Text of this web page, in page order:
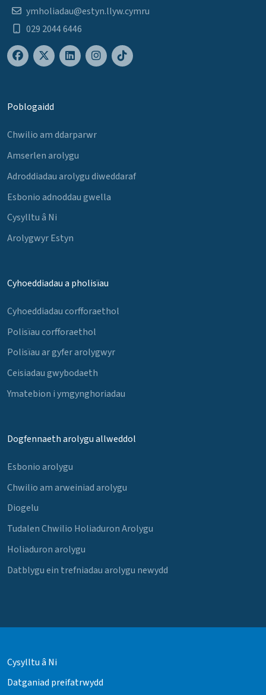
ymholiadau@estyn.llyw.cymru
029 2044 6446
Poblogaidd
Chwilio am ddarparwr
Amserlen arolygu
Adroddiadau arolygu diweddaraf
Esbonio adnoddau gwella
Cysylltu â Ni
Arolygwyr Estyn
Cyhoeddiadau a pholisïau
Cyhoeddiadau corfforaethol
Polisïau corfforaethol
Polisïau ar gyfer arolygwyr
Ceisiadau gwybodaeth
Ymatebion i ymgynghoriadau
Dogfennaeth arolygu allweddol
Esbonio arolygu
Chwilio am arweiniad arolygu
Diogelu
Tudalen Chwilio Holiaduron Arolygu
Holiaduron arolygu
Datblygu ein trefniadau arolygu newydd
Cysylltu â Ni
Datganiad preifatrwydd